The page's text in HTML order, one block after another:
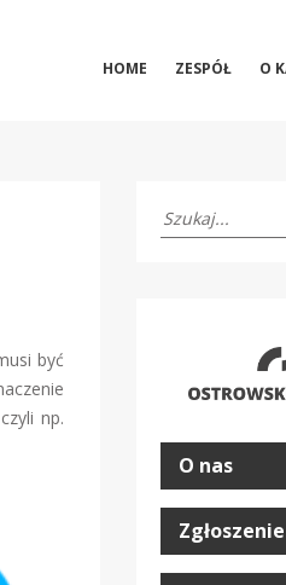
HOME ZESPÓŁ O
być
np.
O nas